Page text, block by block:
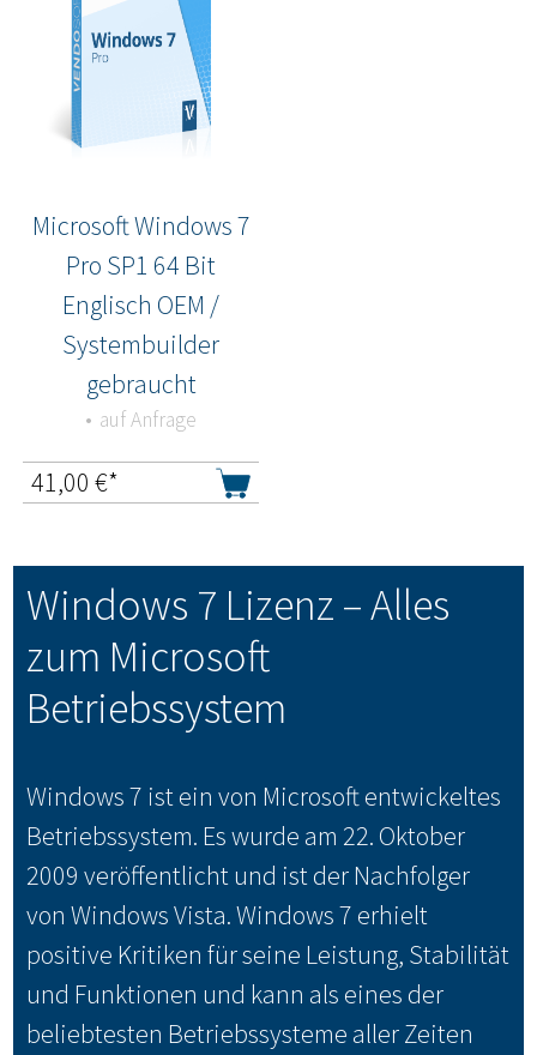
Microsoft Windows 7
Pro SP1 64 Bit
Englisch OEM /
Systembuilder
gebraucht
auf Anfrage
41,00 €*
Windows 7 Lizenz – Alles
zum Microsoft
Betriebssystem
Windows 7 ist ein von Microsoft entwickeltes
Betriebssystem. Es wurde am 22. Oktober
2009 veröffentlicht und ist der Nachfolger
von Windows Vista. Windows 7 erhielt
positive Kritiken für seine Leistung, Stabilität
und Funktionen und kann als eines der
beliebtesten Betriebssysteme aller Zeiten